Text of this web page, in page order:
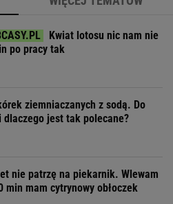
Kwiat lotosu nic nam nie
po pracy tak
ziemniaczanych z sodą. Do
dlaczego jest tak polecane?
nie patrzę na piekarnik. Wlewam
min mam cytrynowy obłoczek